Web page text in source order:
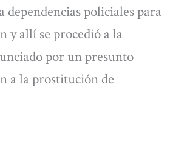
policiales para
y allí se procedió a la
por un presunto
a la prostitución de